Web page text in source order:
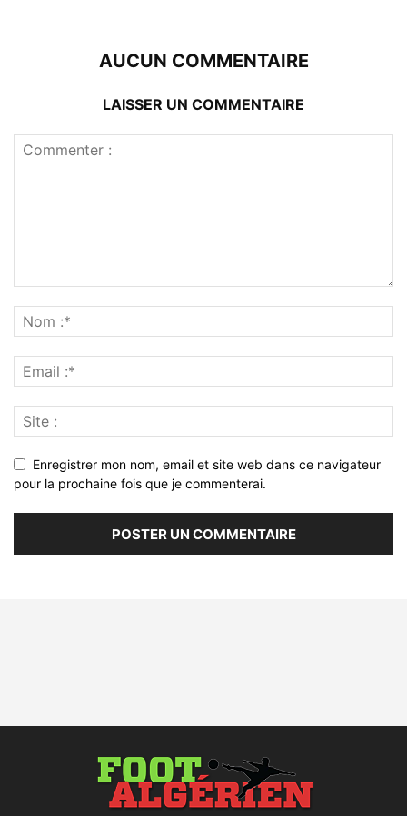
AUCUN COMMENTAIRE
LAISSER UN COMMENTAIRE
Enregistrer mon nom, email et site web dans ce navigateur
pour la prochaine fois que je commenterai.